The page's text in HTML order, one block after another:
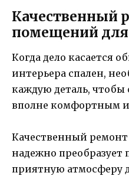
Качественный
помещений
Когда дело касается
интерьера спален,
каждую деталь, чтобы
вполне комфортным
Качественный
надежно преобразует
приятную атмосферу